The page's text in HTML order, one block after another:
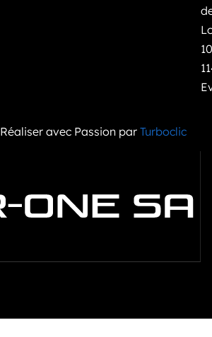
Réaliser avec Passion par Turboclic